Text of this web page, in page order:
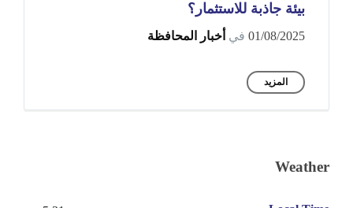
بيئة جاذبة للاستثمار؟
01/08/2025 في أخبار المحافظة
المزيد
Weather